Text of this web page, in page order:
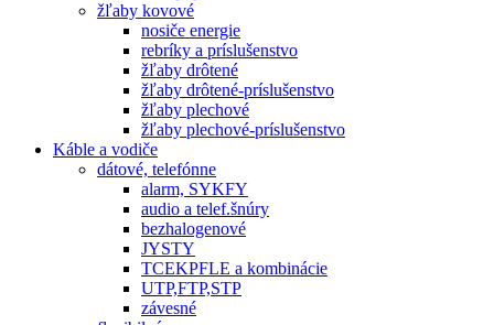
žľaby kovové
nosiče energie
rebríky a príslušenstvo
žľaby drôtené
žľaby drôtené-príslušenstvo
žľaby plechové
žľaby plechové-príslušenstvo
Káble a vodiče
dátové, telefónne
alarm, SYKFY
audio a telef.šnúry
bezhalogenové
JYSTY
TCEKPFLE a kombinácie
UTP,FTP,STP
závesné